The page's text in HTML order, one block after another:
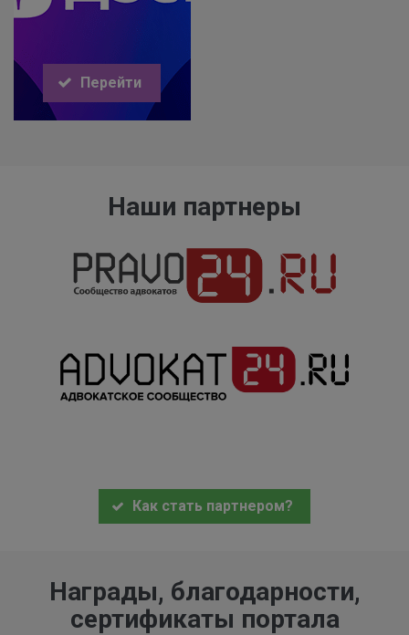
Перейти
Наши партнеры
Как стать партнером?
Награды, благодарности,
сертификаты портала